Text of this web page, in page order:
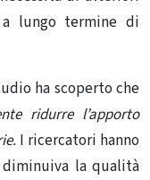
lungo termine di
ha scoperto che
ridurre l’apporto
I ricercatori hanno
la qualità